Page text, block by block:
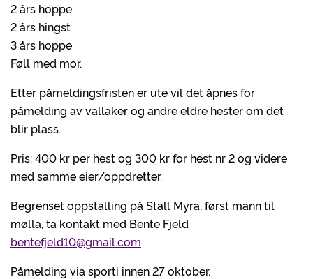
2 års hoppe
2 års hingst
3 års hoppe
Føll med mor.
Etter påmeldingsfristen er ute vil det åpnes for
påmelding av vallaker og andre eldre hester om det
blir plass.
Pris: 400 kr per hest og 300 kr for hest nr 2 og videre
med samme eier/oppdretter.
Begrenset oppstalling på Stall Myra, først mann til
mølla, ta kontakt med Bente Fjeld
bentefjeld10@gmail.com
Påmelding via sporti innen 27 oktober.